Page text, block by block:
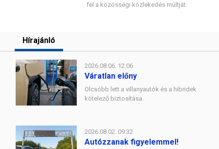
fel a közösségi közlekedés múltját.
Hírajánló
2026.08.06. 12:06
Váratlan előny
Olcsóbb lett a villanyautók és a hibridek
kötelező biztosítása.
2026.08.02. 09:32
Autózzanak figyelemmel!